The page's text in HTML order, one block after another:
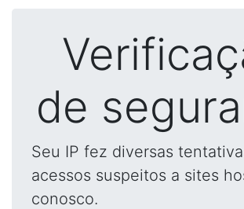
de
Seu IP fez diversas
acessos suspeitos a sites
conosco.